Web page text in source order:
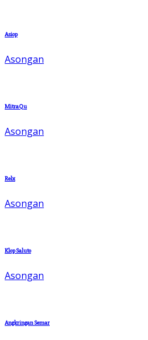
Asiop
Asongan
MitraQu
Asongan
Relx
Asongan
Klop Saluto
Asongan
Angkringan Semar